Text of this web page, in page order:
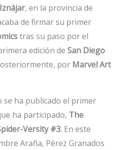
Iznájar, en la provincia de
de firmar su primer
tras su paso por el
edición de San Diego
por Marvel Art
se ha publicado el primer
ha participado, The
Versity #3. En este
Araña, Pérez Granados